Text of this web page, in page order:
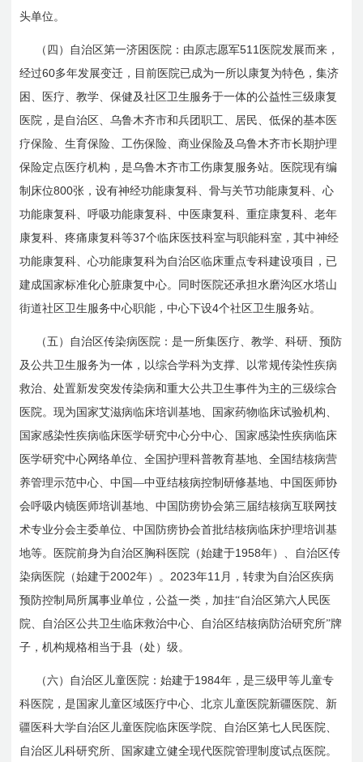
头单位。
（四）自治区第一济困医院：由原志愿军511 医院发展而来，
经过60多年发展变迁，目前医院已成为一所以康复为特色，集济
困、医疗、教学、保健及社区卫生服务于一体的公益性三级康复
医院，是自治区、乌鲁木齐市和兵团职工、居民、低保的基本医
疗保险、生育保险、工伤保险、商业保险及乌鲁木齐市长期护理
保险定点医疗机构，是乌鲁木齐市工伤康复服务站。医院现有编
制床位800张，设有神经功能康复科、骨与关节功能康复科、心
功能康复科、呼吸功能康复科、中医康复科、重症康复科、老年
康复科、疼痛康复科等37个临床医技科室与职能科室，其中神经
功能康复科、心功能康复科为自治区临床重点专科建设项目，已
建成国家标准化心脏康复中心。同时医院还承担水磨沟区水塔山
街道社区卫生服务中心职能，中心下设4个社区卫生服务站。
（五）自治区传染病医院：是一所集医疗、教学、科研、预防
及公共卫生服务为一体，以综合学科为支撑、以常规传染性疾病
救治、处置新发突发传染病和重大公共卫生事件为主的三级综合
医院。现为国家艾滋病临床培训基地、国家药物临床试验机构、
国家感染性疾病临床医学研究中心分中心、国家感染性疾病临床
医学研究中心网络单位、全国护理科普教育基地、全国结核病营
养管理示范中心、中国—中亚结核病控制研修基地、中国医师协
会呼吸内镜医师培训基地、中国防痨协会第三届结核病互联网技
术专业分会主委单位、中国防痨协会首批结核病临床护理培训基
地等。医院前身为自治区胸科医院（始建于1958年）、自治区传
染病医院（始建于2002年）。 2023年11 月，转隶为自治区疾病
预防控制局所属事业单位，公益一类，加挂“自治区第六人民医
院、自治区公共卫生临床救治中心、自治区结核病防治研究所”牌
子，机构规格相当于县（处）级。
（六）自治区儿童医院：始建于1984年，是三级甲等儿童专
科医院，是国家儿童区域医疗中心、北京儿童医院新疆医院、新
疆医科大学自治区儿童医院临床医学院、自治区第七人民医院、
自治区儿科研究所、国家建立健全现代医院管理制度试点医院。